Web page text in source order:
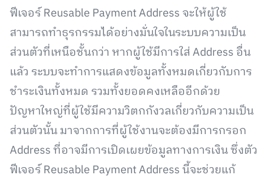
ฟีเจอร์ Reusable Payment Address จะให้ผู้ใช้
สามารถทำธุรกรรมได้อย่างมั่นใจในระบบความเป็น
ส่วนตัวที่เหนือชั้นกว่า หากผู้ใช้มีการใส่ Address อื่น
แล้ว ระบบจะทำการแสดงข้อมูลทั้งหมดเกี่ยวกับการ
ชำระเงินทั้งหมด รวมทั้งยอดคงเหลืออีกด้วย
ปัญหาใหญ่ที่ผู้ใช้มีความวิตกกังวลเกี่ยวกับความเป็น
ส่วนตัวนั้น มาจากการที่ผู้ใช้งานจะต้องมีการกรอก
Address ที่อาจมีการเปิดเผยข้อมูลทางการเงิน ซึ่งตัว
ฟีเจอร์ Reusable Payment Address นี้จะช่วยแก้